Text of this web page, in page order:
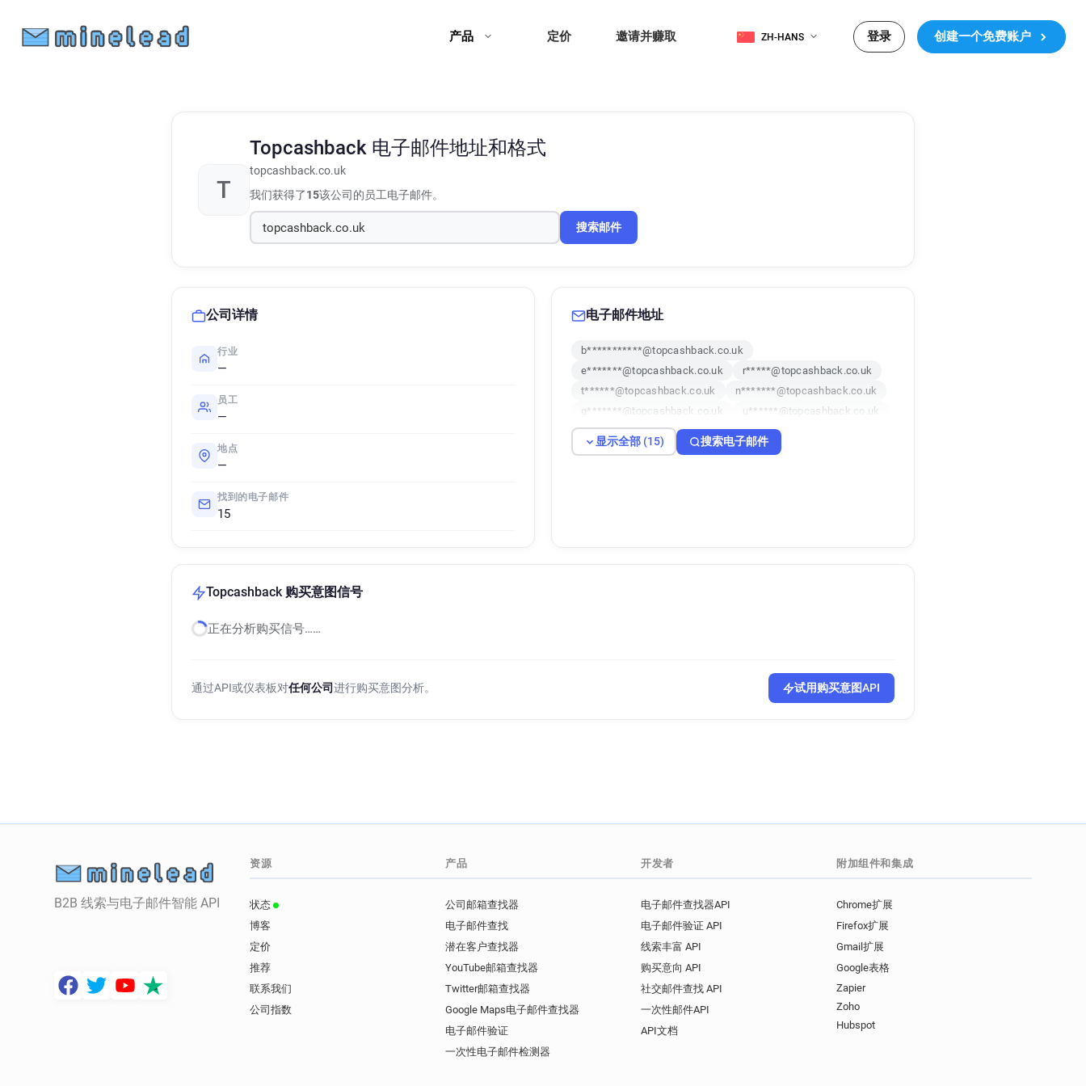
产品 定价 邀请并赚取 ZH-HANS 登录 创建一个免费账户
T
Topcashback 电子邮件地址和格式
topcashback.co.uk
我们获得了15该公司的员工电子邮件。
搜索邮件
公司详情
行业
—
员工
—
地点
—
找到的电子邮件
15
电子邮件地址
b***********@topcashback.co.uk
e*******@topcashback.co.uk
r*****@topcashback.co.uk
t******@topcashback.co.uk
n*******@topcashback.co.uk
g*******@topcashback.co.uk
u******@topcashback.co.uk
a*******@topcashback.co.uk
i********@topcashback.co.uk
显示全部 (15) 搜索电子邮件
Topcashback 购买意图信号
正在分析购买信号……
通过API或仪表板对任何公司进行购买意图分析。 试用购买意图API
B2B 线索与电子邮件智能 API
资源
状态
博客
定价
推荐
联系我们
公司指数
产品
公司邮箱查找器
电子邮件查找
潜在客户查找器
YouTube邮箱查找器
Twitter邮箱查找器
Google Maps电子邮件查找器
电子邮件验证
一次性电子邮件检测器
开发者
电子邮件查找器API
电子邮件验证 API
线索丰富 API
购买意向 API
社交邮件查找 API
一次性邮件API
API文档
附加组件和集成
Chrome扩展
Firefox扩展
Gmail扩展
Google表格
Zapier
Zoho
Hubspot